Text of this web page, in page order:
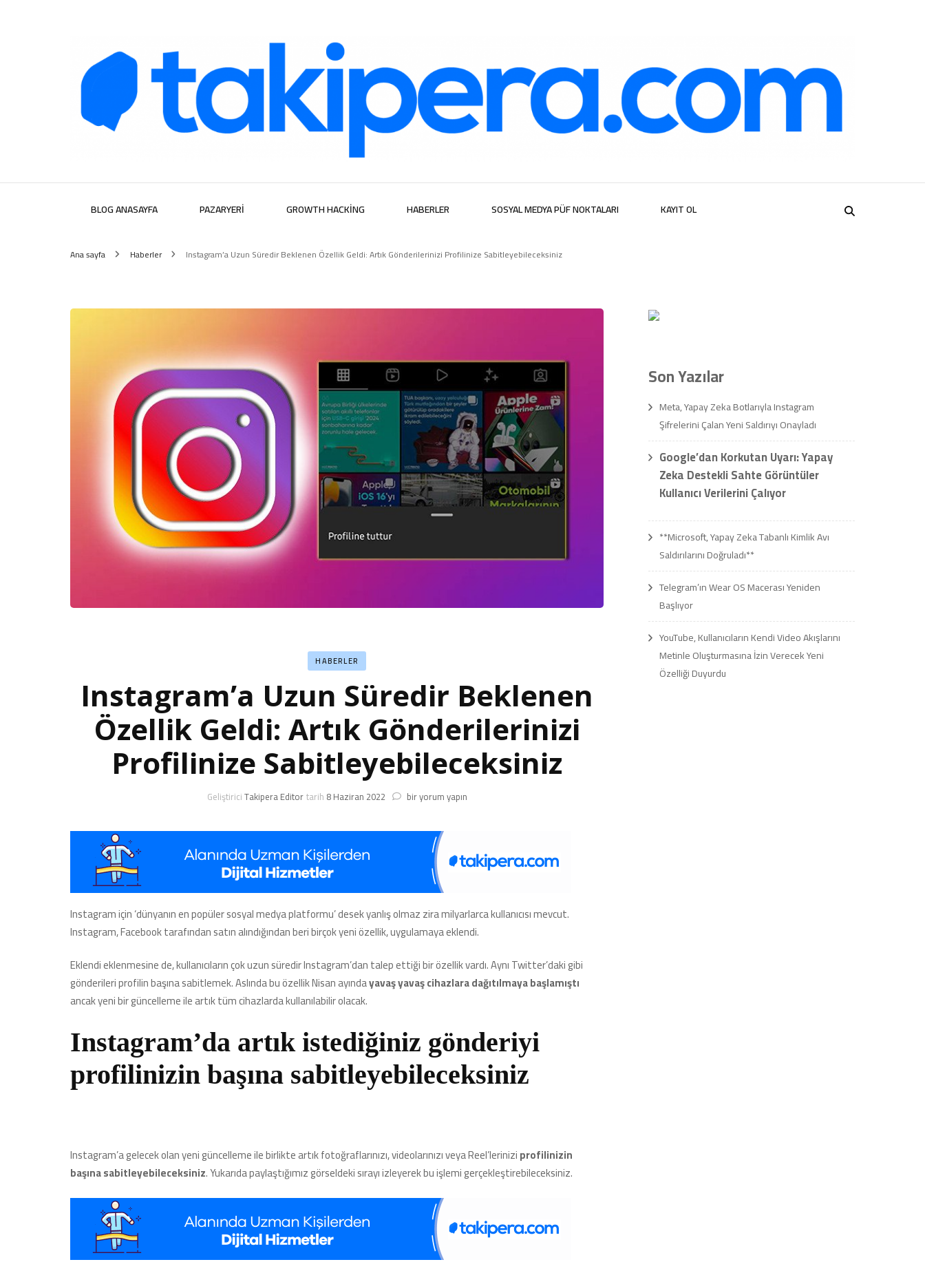
Takipera Dijital Hizmetler
BLOG ANASAYFA PAZARYERI GROWTH HACKING HABERLER SOSYAL MEDYA PÜF NOKTALARI KAYIT OL
Ana sayfa Haberler Instagram’a Uzun Süredir Beklenen Özellik Geldi: Artık Gönderilerinizi Profilinize Sabitleyebileceksiniz
HABERLER
Instagram’a Uzun Süredir Beklenen
Özellik Geldi: Artık Gönderilerinizi
Profilinize Sabitleyebileceksiniz
GeliştiriciTakipera Editortarih 8 Haziran 2022 Instagram’a
Beklenen
Özellik
Gönderilerinizi
Profilinize
Sabitleyebileceksiniz
için
bir yorum yapın
Instagram için ‘dünyanın en popüler sosyal medya platformu’ desek yanlış olmaz zira milyarlarca kullanıcısı mevcut.
Instagram, Facebook tarafından satın alındığından beri birçok yeni özellik, uygulamaya eklendi.
Eklendi eklenmesine de, kullanıcıların çok uzun süredir Instagram’dan talep ettiği bir özellik vardı. Aynı Twitter’daki gibi
gönderileri profilin başına sabitlemek. Aslında bu özellik Nisan ayındayavaş yavaş cihazlara dağıtılmayabaşlamıştı
ancak yeni bir güncelleme ile artık tüm cihazlarda kullanılabilir olacak.
Instagram’da artık istediğiniz gönderiyi
profilinizin başına sabitleyebileceksiniz
Instagram’a gelecek olan yeni güncelleme ile birlikte artık fotoğraflarınızı, videolarınızı veya Reel’leriniziprofilinizin
başına sabitleyebileceksiniz. Yukarıda paylaştığımız görseldeki sırayı izleyerek bu işlemi gerçekleştirebileceksiniz.
Son Yazılar
Meta, Yapay Zeka Botlarıyla Instagram
Şifrelerini Çalan Yeni Saldırıyı Onayladı
Google’dan Korkutan Uyarı: Yapay
Zeka Destekli Sahte Görüntüler
Kullanıcı Verilerini Çalıyor
**Microsoft, Yapay Zeka Tabanlı Kimlik Avı
Saldırılarını Doğruladı**
Telegram’ın Wear OS Macerası Yeniden
Başlıyor
YouTube, Kullanıcıların Kendi Video Akışlarını
Metinle Oluşturmasına İzin Verecek Yeni
Özelliği Duyurdu